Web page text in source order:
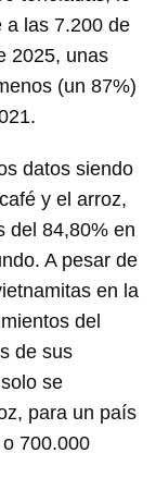
a las 7.200 de
2025, unas
(un 87%)
datos siendo
y el arroz,
del 84,80% en
A pesar de
en la
del
de sus
se
para un país
700.000